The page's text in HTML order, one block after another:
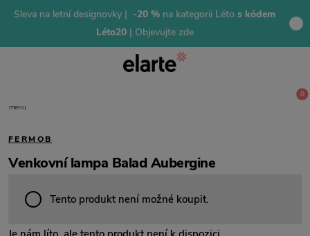
Sleva na letní designovky | -20 % na kategorii Léto s kódem
Léto20 | Objevujte zde
menu
0
FERMOB
Venkovní lampa Balad Aubergine
Tento produkt není možné koupit.